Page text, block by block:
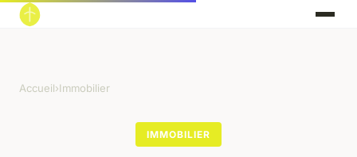
Accueil›Immobilier
IMMOBILIER